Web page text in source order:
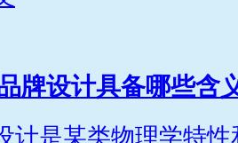
牌设计具备哪些含
计是某类物理学特